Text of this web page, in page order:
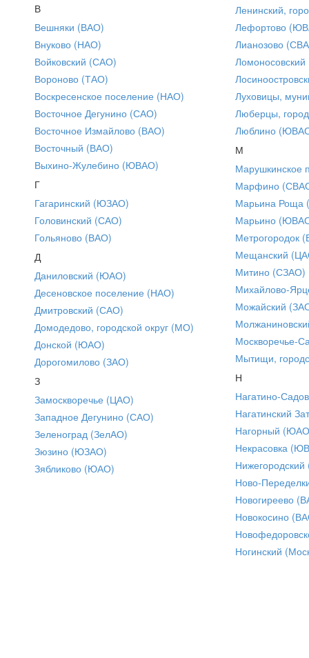
В
Вешняки (ВАО)
Внуково (НАО)
Войковский (САО)
Вороново (ТАО)
Воскресенское поселение (НАО)
Восточное Дегунино (САО)
Восточное Измайлово (ВАО)
Восточный (ВАО)
Выхино-Жулебино (ЮВАО)
Г
Гагаринский (ЮЗАО)
Головинский (САО)
Гольяново (ВАО)
Д
Даниловский (ЮАО)
Десеновское поселение (НАО)
Дмитровский (САО)
Домодедово, городской округ (МО)
Донской (ЮАО)
Дорогомилово (ЗАО)
З
Замоскворечье (ЦАО)
Западное Дегунино (САО)
Зеленоград (ЗелАО)
Зюзино (ЮЗАО)
Зябликово (ЮАО)
Ленинский,
Лефортово
Лианозово
Луховицы,
Люберцы,
Люблино
М
Марушкинское
Марфино
Марьина Роща
Марьино
Метрогородок
Мещанский
Митино (СЗАО)
Михайлово-
Можайский
Москворечье-
Мытищи,
Н
Нагатино-
Нагатинский
Нагорный
Некрасовка
Ново-
Новогиреево
Новокосино
Ногинский